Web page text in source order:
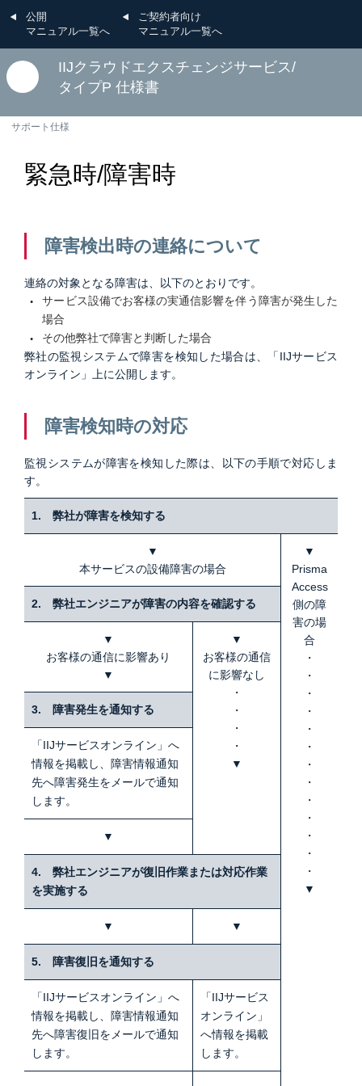
公開
マニュアル一覧へ
ご契約者向け
マニュアル一覧へ
IIJクラウドエクスチェンジサービス/
タイプP 仕様書
サポート仕様
緊急時/障害時
障害検出時の連絡について
連絡の対象となる障害は、以下のとおりです。
サービス設備でお客様の実通信影響を伴う障害が発生した
場合
その他弊社で障害と判断した場合
弊社の監視システムで障害を検知した場合は、「IIJサービス
オンライン」上に公開します。
障害検知時の対応
監視システムが障害を検知した際は、以下の手順で対応しま
す。
1. 弊社が障害を検知する
▼
本サービスの設備障害の場合
▼
Prisma
Access
側の障
害の場
合
・
・
・
・
・
・
・
・
・
・
・
・
・
▼
2. 弊社エンジニアが障害の内容を確認する
▼
お客様の通信に影響あり
▼
▼
お客様の通信
に影響なし
・
・
・
・
▼
3. 障害発生を通知する
「IIJサービスオンライン」へ
情報を掲載し、障害情報通知
先へ障害発生をメールで通知
します。
▼
4. 弊社エンジニアが復旧作業または対応作業
を実施する
▼ ▼
5. 障害復旧を通知する
「IIJサービスオンライン」へ
情報を掲載し、障害情報通知
先へ障害復旧をメールで通知
します。
「IIJサービス
オンライン」
へ情報を掲載
します。